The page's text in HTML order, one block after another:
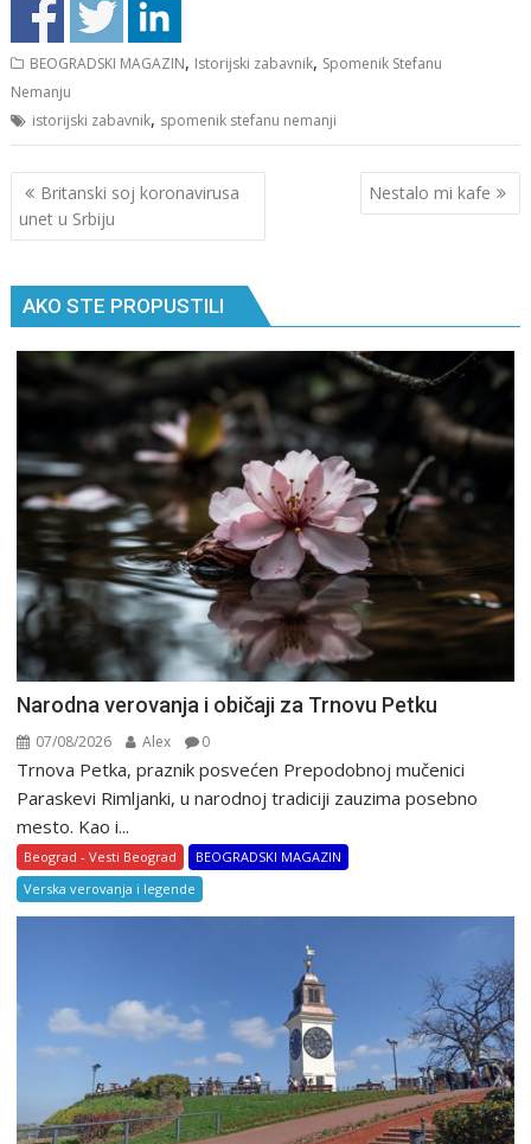
BEOGRADSKI MAGAZIN, Istorijski zabavnik, Spomenik Stefanu
Nemanju
istorijski zabavnik, spomenik stefanu nemanji
Кретање
чланка
Britanski soj koronavirusa
unet u Srbiju
Nestalo mi kafe
AKO STE PROPUSTILI
Narodna verovanja i običaji za Trnovu Petku
07/08/2026 Alex 0
Trnova Petka, praznik posvećen Prepodobnoj mučenici
Paraskevi Rimljanki, u narodnoj tradiciji zauzima posebno
mesto. Kao i...
Beograd - Vesti Beograd
BEOGRADSKI MAGAZIN
Verska verovanja i legende